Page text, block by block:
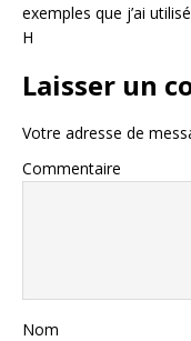
exemples que j’ai
H
Laisser un
Votre adresse de
Commentaire
Nom